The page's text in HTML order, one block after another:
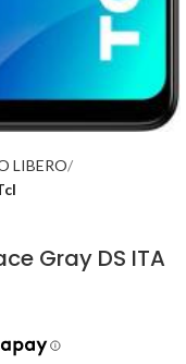
LIBERO
Gray DS ITA